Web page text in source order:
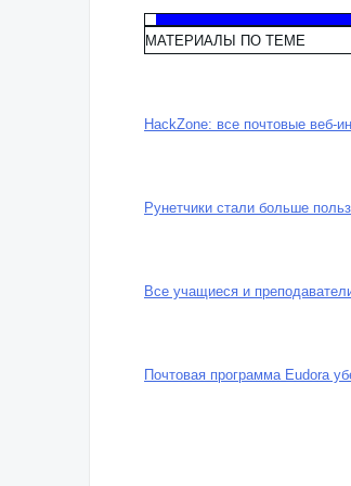
E-Mail Goes International in
Все учащиеся и